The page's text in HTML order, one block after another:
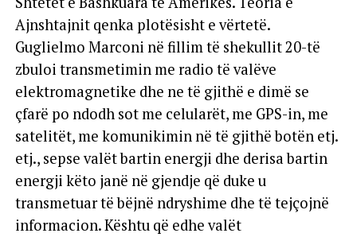
Ajnshtajnit qenka plotësisht e vërtetë.
Guglielmo Marconi në fillim të shekullit 20-të
zbuloi transmetimin me radio të valëve
elektromagnetike dhe ne të gjithë e dimë se
çfarë po ndodh sot me celularët, me GPS-in, me
satelitët, me komunikimin në të gjithë botën etj.
etj., sepse valët bartin energji dhe derisa bartin
energji këto janë në gjendje që duke u
transmetuar të bëjnë ndryshime dhe të tejçojnë
informacion. Kështu që edhe valët